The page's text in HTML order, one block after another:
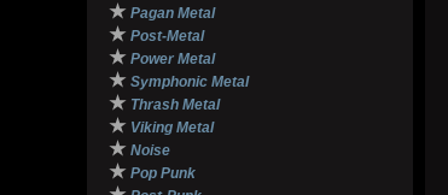
★ Pagan Metal
★ Post-Metal
★ Power Metal
★ Symphonic Metal
★ Thrash Metal
★ Viking Metal
★ Noise
★ Pop Punk